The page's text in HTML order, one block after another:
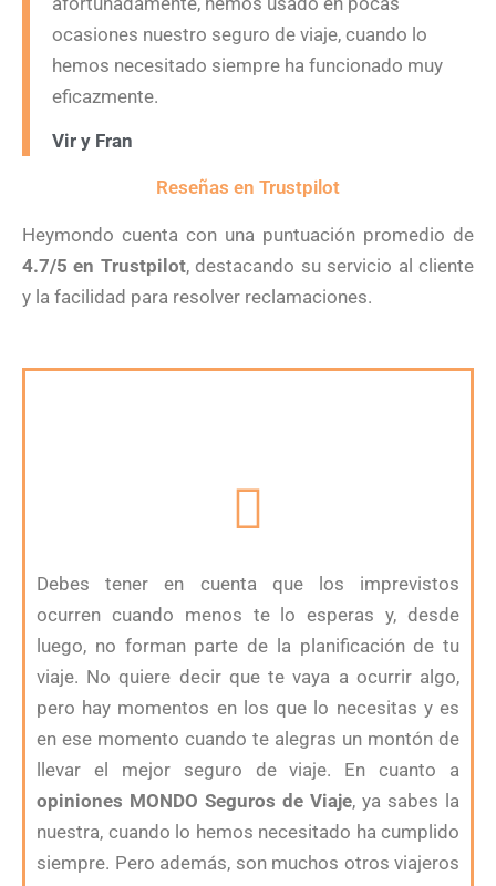
ocasiones nuestro seguro de viaje, cuando lo
hemos necesitado siempre ha funcionado muy
eficazmente.
Vir y Fran
Reseñas en Trustpilot
Heymondo cuenta con una puntuación promedio de
4.7/5 en Trustpilot, destacando su servicio al cliente
y la facilidad para resolver reclamaciones.
Debes tener en cuenta que los imprevistos
ocurren cuando menos te lo esperas y, desde
luego, no forman parte de la planificación de tu
viaje. No quiere decir que te vaya a ocurrir algo,
pero hay momentos en los que lo necesitas y es
en ese momento cuando te alegras un montón de
llevar el mejor seguro de viaje. En cuanto a
opiniones MONDO Seguros de Viaje, ya sabes la
nuestra, cuando lo hemos necesitado ha cumplido
siempre. Pero además, son muchos otros viajeros